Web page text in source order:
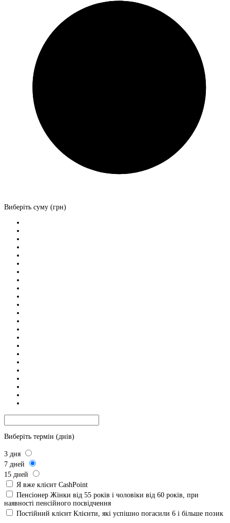
Виберіть суму (грн)
Виберіть термін (днів)
3 дня
7 дней
15 дней
Я вже клієнт CashPoint
Пенсіонер Жінки від 55 років і чоловіки від 60 років, при
наявності пенсійного посвідчення
Постійний клієнт Клієнти, які успішно погасили 6 і більше позик